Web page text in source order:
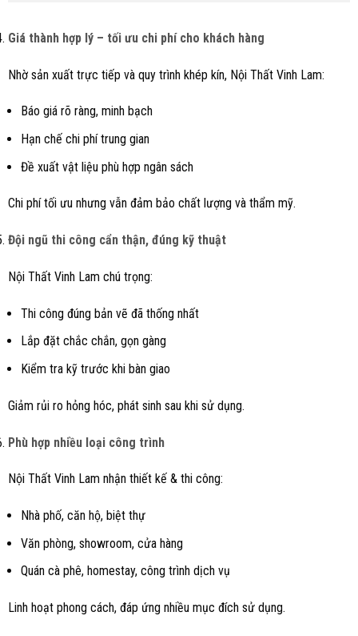
Giá thành hợp lý – tối ưu chi phí cho khách hàng
Nhờ sản xuất trực tiếp và quy trình khép kín, Nội Thất Vinh Lam:
Báo giá rõ ràng, minh bạch
Hạn chế chi phí trung gian
Đề xuất vật liệu phù hợp ngân sách
Chi phí tối ưu nhưng vẫn đảm bảo chất lượng và thẩm mỹ.
Đội ngũ thi công cẩn thận, đúng kỹ thuật
Nội Thất Vinh Lam chú trọng:
Thi công đúng bản vẽ đã thống nhất
Lắp đặt chắc chắn, gọn gàng
Kiểm tra kỹ trước khi bàn giao
Giảm rủi ro hỏng hóc, phát sinh sau khi sử dụng.
Phù hợp nhiều loại công trình
Nội Thất Vinh Lam nhận thiết kế & thi công:
Nhà phố, căn hộ, biệt thự
Văn phòng, showroom, cửa hàng
Quán cà phê, homestay, công trình dịch vụ
Linh hoạt phong cách, đáp ứng nhiều mục đích sử dụng.